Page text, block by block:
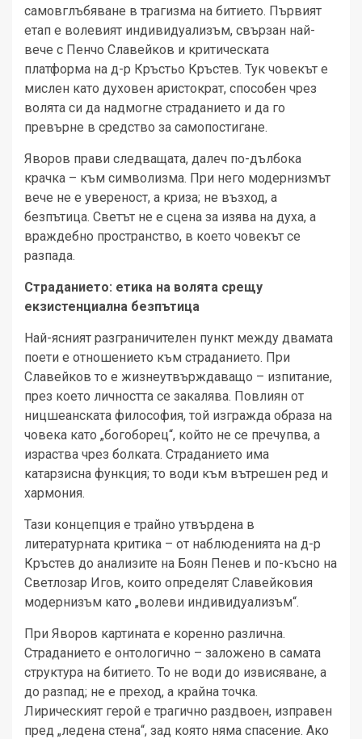
самовглъбяване в трагизма на битието. Първият
етап е волевият индивидуализъм, свързан най-
вече с Пенчо Славейков и критическата
платформа на д-р Кръстьо Кръстев. Тук човекът е
мислен като духовен аристократ, способен чрез
волята си да надмогне страданието и да го
превърне в средство за самопостигане.
Яворов прави следващата, далеч по-дълбока
крачка – към символизма. При него модернизмът
вече не е увереност, а криза; не възход, а
безпътица. Светът не е сцена за изява на духа, а
враждебно пространство, в което човекът се
разпада.
Страданието: етика на волята срещу
екзистенциална безпътица
Най-ясният разграничителен пункт между двамата
поети е отношението към страданието. При
Славейков то е жизнеутвърждаващо – изпитание,
през което личността се закалява. Повлиян от
ницшеанската философия, той изгражда образа на
човека като „богоборец“, който не се пречупва, а
израства чрез болката. Страданието има
катарзисна функция; то води към вътрешен ред и
хармония.
Тази концепция е трайно утвърдена в
литературната критика – от наблюденията на д-р
Кръстев до анализите на Боян Пенев и по-късно на
Светлозар Игов, които определят Славейковия
модернизъм като „волеви индивидуализъм“.
При Яворов картината е коренно различна.
Страданието е онтологично – заложено в самата
структура на битието. То не води до извисяване, а
до разпад; не е преход, а крайна точка.
Лирическият герой е трагично раздвоен, изправен
пред „ледена стена“, зад която няма спасение. Ако